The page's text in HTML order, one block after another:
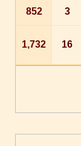
3
852
16
1,732